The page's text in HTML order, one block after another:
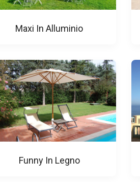
Maxi In Alluminio
Funny In Legno